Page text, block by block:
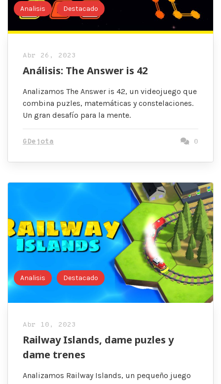
Analisis Destacado
Abr 26, 2023
Análisis: The Answer is 42
Analizamos The Answer is 42, un videojuego que
combina puzles, matemáticas y constelaciones.
Un gran desafío para la mente.
GDejota 0
Analisis Destacado
Abr 10, 2023
Railway Islands, dame puzles y
dame trenes
Analizamos Railway Islands, un pequeño juego